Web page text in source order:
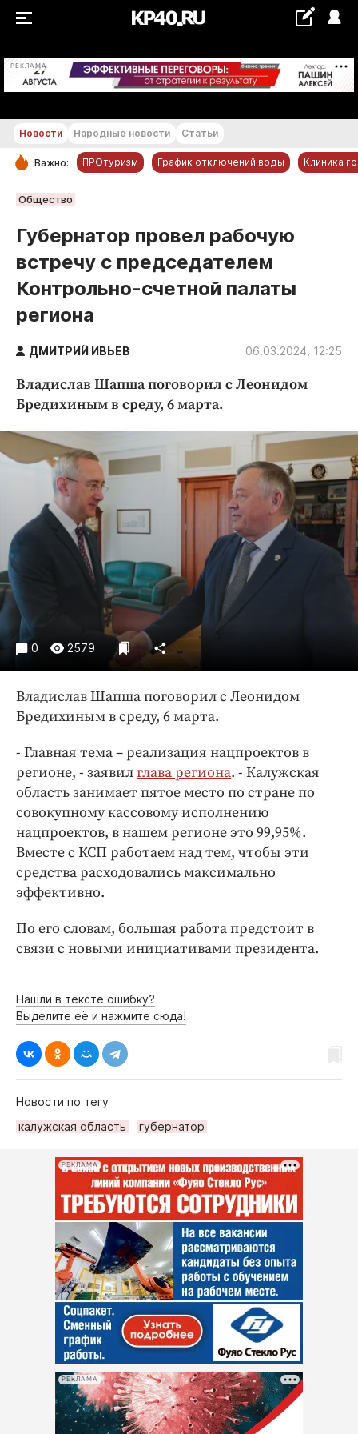
РЕКЛАМА +19...+20 °С
РУБРИКИ
Новости компаний
Статьи
Народные новости
Авто и транспорт
Благоустройство
Культура
Недвижимость и ЖКХ
Образование
Общество
Погода
Праздники
Происшествия
Спорт
Экономика и бизнес
ПРОЕКТЫ
Блоги
Издания
Медиаперсона
Интересное чтиво
Бренд года
Работодатель года
Новости Народные новости Статьи
Важно: ПРОтуризм График отключений воды Клиника
Общество
Губернатор провел рабочую
встречу с председателем
Контрольно-счетной палаты
региона
ДМИТРИЙ ИВЬЕВ 06.03.2024, 12:25
Владислав Шапша поговорил с Леонидом
Бредихиным в среду, 6 марта.
0 2579
Владислав Шапша поговорил с Леонидом
Бредихиным в среду, 6 марта.
- Главная тема – реализация нацпроектов в
регионе, - заявилглава региона. - Калужская
область занимает пятое место по стране по
совокупному кассовому исполнению
нацпроектов, в нашем регионе это 99,95%.
Вместе с КСП работаем над тем, чтобы эти
средства расходовались максимально
эффективно.
По его словам, большая работа предстоит в
связи с новыми инициативами президента.
Нашли в тексте ошибку?
Выделите её и нажмите сюда!
Новости по тегу
калужская область
губернатор
РЕКЛАМА
РЕКЛАМА